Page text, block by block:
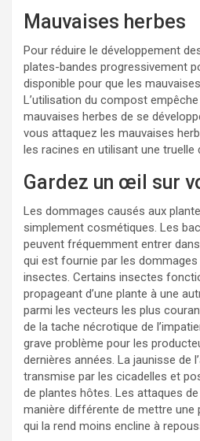
Mauvaises herbes
Pour réduire le développement
plates-bandes progressivement
disponible pour que les
L’utilisation du compost
mauvaises herbes de se
vous attaquez les mauvaises
les racines en utilisant une truelle
Gardez un œil sur
Les dommages causés aux
simplement cosmétiques. Les
peuvent fréquemment entrer
qui est fournie par les
insectes. Certains insectes
propageant d’une plante à une
parmi les vecteurs les plus
de la tache nécrotique de
grave problème pour les
dernières années. La jaunisse de
transmise par les cicadelles et
de plantes hôtes. Les attaques
manière différente de mettre une
qui la rend moins encline à